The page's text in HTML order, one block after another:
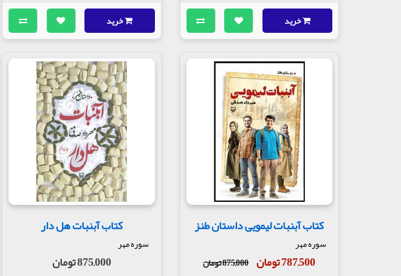
خرید خرید
کتاب آبنبات لیمویی داستان طنز
سوره مهر
787,500 تومان 875,000 تومان
کتاب آبنبات هل دار
سوره مهر
875,000 تومان